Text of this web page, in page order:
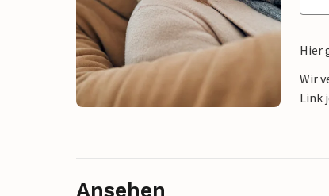
Hier
Wir
Link
Ansehen